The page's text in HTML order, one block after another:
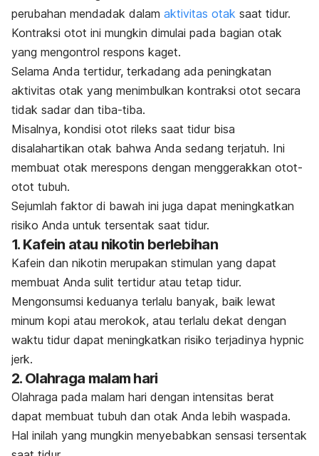
perubahan mendadak dalam aktivitas otak saat tidur.
Kontraksi otot ini mungkin dimulai pada bagian otak
yang mengontrol respons kaget.
Selama Anda tertidur, terkadang ada peningkatan
aktivitas otak yang menimbulkan kontraksi otot secara
tidak sadar dan tiba-tiba.
Misalnya, kondisi otot rileks saat tidur bisa
disalahartikan otak bahwa Anda sedang terjatuh. Ini
membuat otak merespons dengan menggerakkan otot-
otot tubuh.
Sejumlah faktor di bawah ini juga dapat meningkatkan
risiko Anda untuk tersentak saat tidur.
1. Kafein atau nikotin berlebihan
Kafein dan nikotin merupakan stimulan yang dapat
membuat Anda sulit tertidur atau tetap tidur.
Mengonsumsi keduanya terlalu banyak, baik lewat
minum kopi atau merokok, atau terlalu dekat dengan
waktu tidur dapat meningkatkan risiko terjadinya hypnic
jerk.
2. Olahraga malam hari
Olahraga pada malam hari dengan intensitas berat
dapat membuat tubuh dan otak Anda lebih waspada.
Hal inilah yang mungkin menyebabkan sensasi tersentak